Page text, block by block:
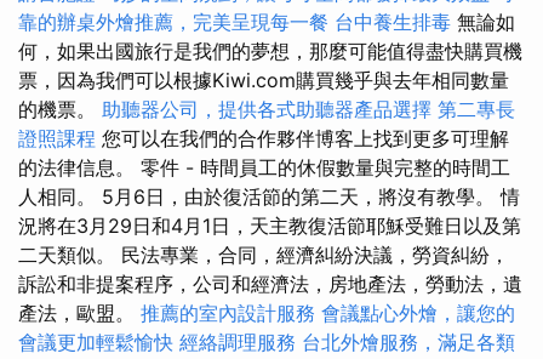
靠的辦桌外燴推薦，完美呈現每一餐 台中養生排毒 無論如
何，如果出國旅行是我們的夢想，那麼可能值得盡快購買機
票，因為我們可以根據Kiwi.com購買幾乎與去年相同數量
的機票。 助聽器公司，提供各式助聽器產品選擇 第二專長
證照課程 您可以在我們的合作夥伴博客上找到更多可理解
的法律信息。 零件 - 時間員工的休假數量與完整的時間工
人相同。 5月6日，由於復活節的第二天，將沒有教學。 情
況將在3月29日和4月1日，天主教復活節耶穌受難日以及第
二天類似。 民法專業，合同，經濟糾紛決議，勞資糾紛，
訴訟和非提案程序，公司和經濟法，房地產法，勞動法，遺
產法，歐盟。 推薦的室內設計服務 會議點心外燴，讓您的
會議更加輕鬆愉快 經絡調理服務 台北外燴服務，滿足各類